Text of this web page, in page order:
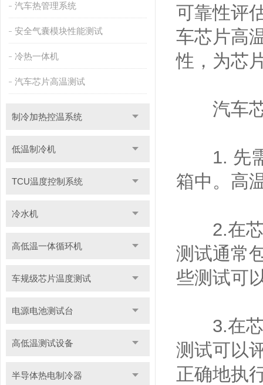
汽车热管理系统
安全气囊模块性能测试
冷热一体机
汽车芯片高温测试
制冷加热控温系统
低温制冷机
TCU温度控制系统
冷水机
高低温一体循环机
车规级芯片温度测试
电源电池测试台
高低温测试设备
半导体热电制冷器
可靠性评
车芯片高
性，为芯
汽车芯
1. 先需
箱中。高
2.在芯
测试通常
些测试可
3.在芯
测试可以
正确地执